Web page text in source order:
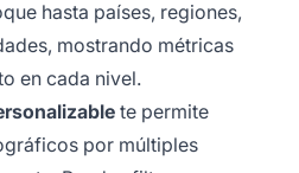
hasta países, regiones,
mostrando métricas
en cada nivel.
te permite
por múltiples